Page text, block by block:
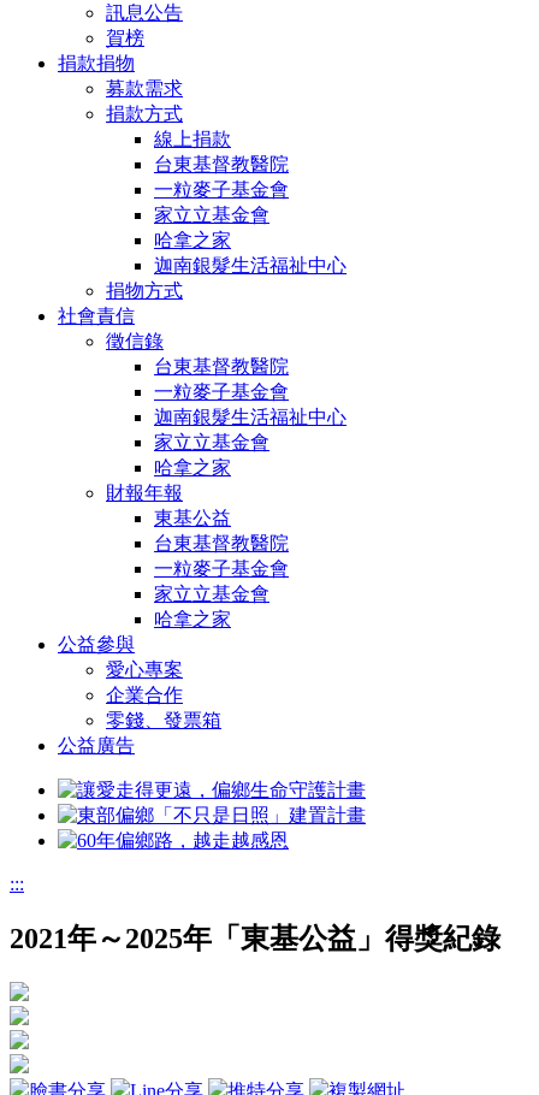
訊息公告
賀榜
捐款捐物
募款需求
捐款方式
線上捐款
台東基督教醫院
一粒麥子基金會
家立立基金會
哈拿之家
迦南銀髮生活福祉中心
捐物方式
社會責信
徵信錄
台東基督教醫院
一粒麥子基金會
迦南銀髮生活福祉中心
家立立基金會
哈拿之家
財報年報
東基公益
台東基督教醫院
一粒麥子基金會
家立立基金會
哈拿之家
公益參與
愛心專案
企業合作
零錢、發票箱
公益廣告
:::
2021年～2025年「東基公益」得獎紀錄
臉書分享 Line分享 推特分享 複製網址